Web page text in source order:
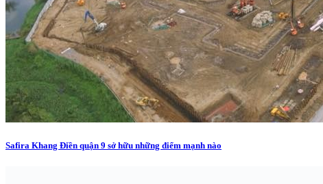
Safira Khang Điền quận 9 sở hữu những điểm mạnh nào